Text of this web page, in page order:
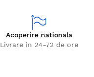
Acoperire nationala
Livrare in 24-72 de ore